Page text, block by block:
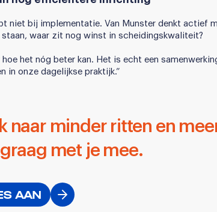
niet bij implementatie. Van Munster denkt actief
waar zit nog winst in scheidingskwaliteit?
hoe het nóg beter kan. Het is echt een
in onze dagelijkse praktijk.”
naar minder ritten en
met je mee.
AAN